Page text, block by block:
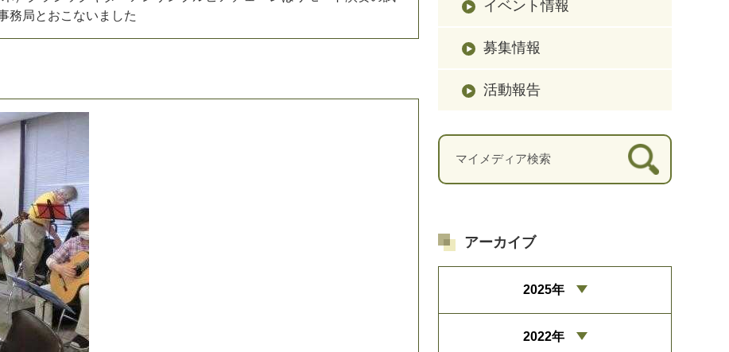
務局とおこないました
イベント情報
募集情報
活動報告
アーカイブ
2025年
2022年